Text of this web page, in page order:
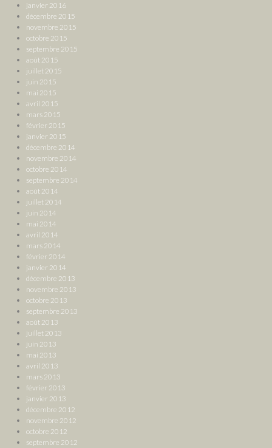
janvier 2016
décembre 2015
novembre 2015
octobre 2015
septembre 2015
août 2015
juillet 2015
juin 2015
mai 2015
avril 2015
mars 2015
février 2015
janvier 2015
décembre 2014
novembre 2014
octobre 2014
septembre 2014
août 2014
juillet 2014
juin 2014
mai 2014
avril 2014
mars 2014
février 2014
janvier 2014
décembre 2013
novembre 2013
octobre 2013
septembre 2013
août 2013
juillet 2013
juin 2013
mai 2013
avril 2013
mars 2013
février 2013
janvier 2013
décembre 2012
novembre 2012
octobre 2012
septembre 2012